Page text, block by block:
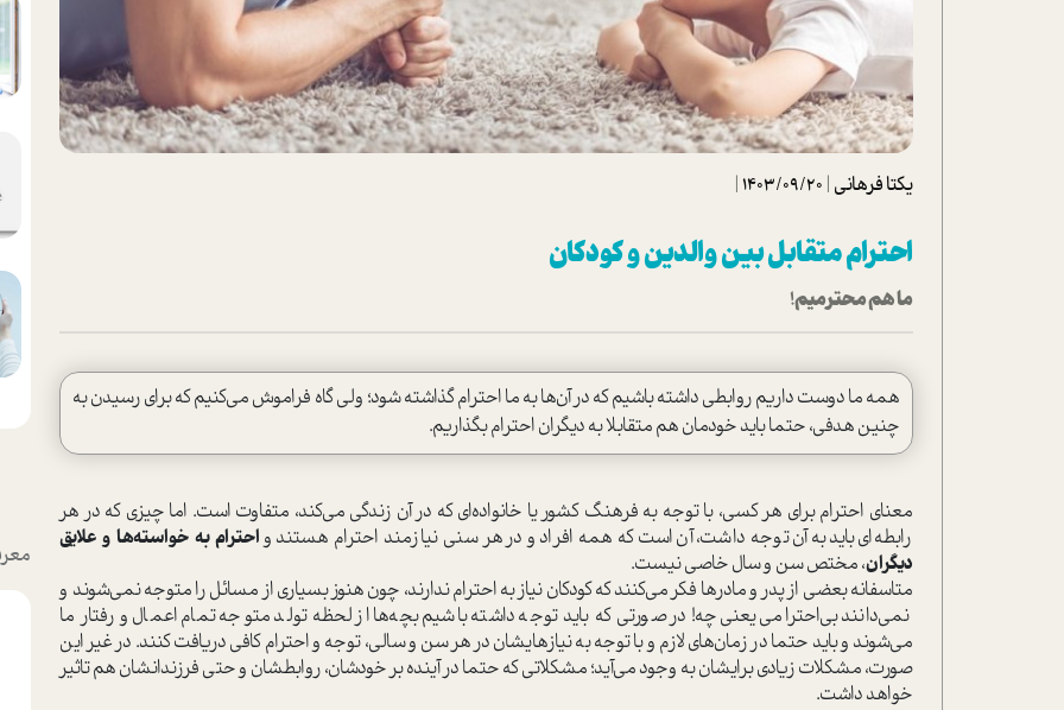
داستان
یکتا فرهانی |
1403/09/20
|
احترام متقابل بين والدين و كودكان
ما هم محترميم!
همه ما دوست داريم روابطي داشته باشيم كه در آن‌ها به ما احترام گذاشته شود؛ ولي گاه فراموش مي‌كنيم که براي رسيدن به
چنين هدفي، حتما بايد خودمان هم متقابلا به ديگران احترام بگذاريم.
معناي احترام براي هر کسی، با توجه به فرهنگ كشور يا خانواده‌اي كه در آن زندگي مي‌کند، متفاوت است. اما چيزي كه در هر
رابطه‌اي بايد به آن توجه داشت، آن است كه همه افراد و در هر سني نيازمند احترام هستند واحترام به خواسته‌ها و علايق
ديگران، مختص سن و سال خاصي نيست.
متاسفانه بعضي از پدر و مادر‌ها فكر مي‌كنند که كودكان نياز به احترام ندارند، چون هنوز بسياري از مسائل را متوجه نمي‌شوند و
نمي‌دانند بي‌احترامي يعني چه! در صورتي كه بايد توجه داشته باشيم بچه‌ها از لحظه تولد متوجه تمام اعمال و رفتار ما
مي‌شوند و بايد حتما در زمان‌هاي لازم و با توجه به نيازهايشان در هر سن و سالي، توجه و احترام كافي دريافت كنند. در غير اين
صورت، مشكلات زيادي برايشان به وجود مي‌آيد؛ مشكلاتي كه حتما در آينده بر خودشان، روابطشان و حتي فرزندانشان هم تاثير
خواهد داشت.